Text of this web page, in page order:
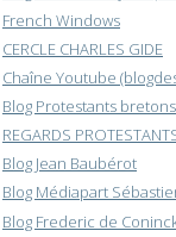
French Windows
CERCLE CHARLES GIDE
Chaîne Youtube
Blog Protestants bretons
REGARDS
Blog Jean Baubérot
Blog Médiapart
Blog Frederic de